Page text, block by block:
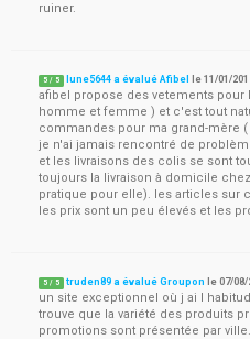
ruiner.
5 / 5 lune5644 a évalué Afibel le11/01/
afibel propose des vetements pour
homme et femme ) et c'est tout
commandes pour ma grand-mère
je n'ai jamais rencontré de
et les livraisons des colis se sont
toujours la livraison à domicile
pratique pour elle). les articles sur
les prix sont un peu élevés et les
5 / 5 truden89 a évalué Groupon le07/08/
un site exceptionnel où j ai l
trouve que la variété des produits
promotions sont présentée par